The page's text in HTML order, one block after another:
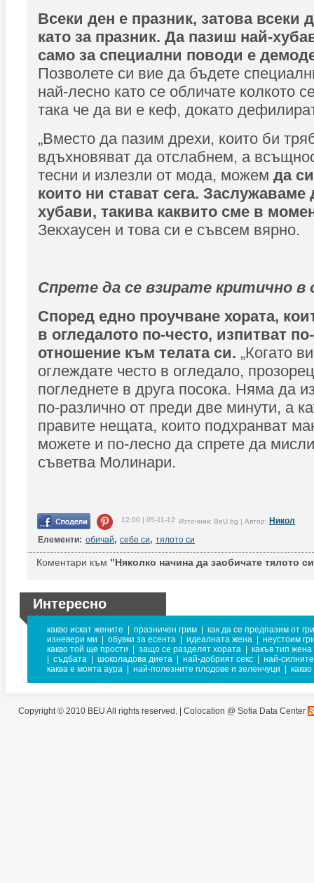
Всеки ден е празник, затова всеки
като за празник. Да пазиш най-
само за специални поводи е
Позволете си вие да бъдете
най-лесно като се обличате колкото
така че да ви е кеф, докато
„Вместо да пазим дрехи, които би
вдъхновяват да отслабнем, а
тесни и излезли от мода, можем да
които ни стават сега. Заслужаваме
хубави, такива каквито сме в
Зекхаусен и това си е съвсем вярно.
Спрете да се взирате критично в
Според едно проучване хората,
в огледалото по-често, изпитват
отношение към телата си. „Когато
оглеждате често в огледало,
погледнете в друга посока. Няма да
по-различно от преди две минути, а
правите нещата, които подхранват
можете и по-лесно да спрете да
съветва Молинари.
12:00 | 05-11-12 Източник: BeU.bg | Автор: Никол
Елементи: обичай, себе си, тялото си
Коментари към "Няколко начина да заобичате тялото
Интересно
какво искат жените празничен грим
как да се предпазим от
изневери ми
обувки за есента идеалната жена
неустоим
какво той ще прости
защо се разделят хората
какъв тип жена
съдбата шоколадова диета най-добрият секс
най-
каква е моята аура
най-полезните плодове и зеленчуци
Copyright © 2010 BEU All rights reserved. | Colocation @ Sofia Data Center